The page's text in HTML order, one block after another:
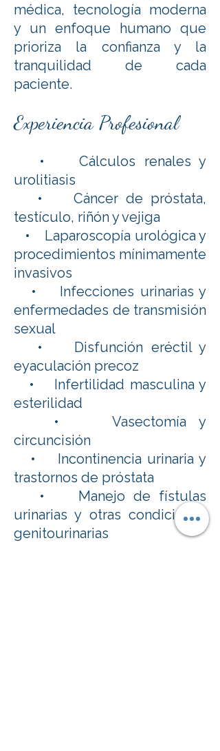
médica, tecnología moderna
y un enfoque humano que
prioriza la confianza y la
tranquilidad de cada
paciente.
Experiencia Profesional
• Cálculos renales y
urolitiasis
• Cáncer de próstata,
testículo, riñón y vejiga
• Laparoscopía urológica y
procedimientos mínimamente
invasivos
• Infecciones urinarias y
enfermedades de transmisión
sexual
• Disfunción eréctil y
eyaculación precoz
• Infertilidad masculina y
esterilidad
• Vasectomía y
circuncisión
• Incontinencia urinaria y
trastornos de próstata
• Manejo de fístulas
urinarias y otras condiciones
genitourinarias